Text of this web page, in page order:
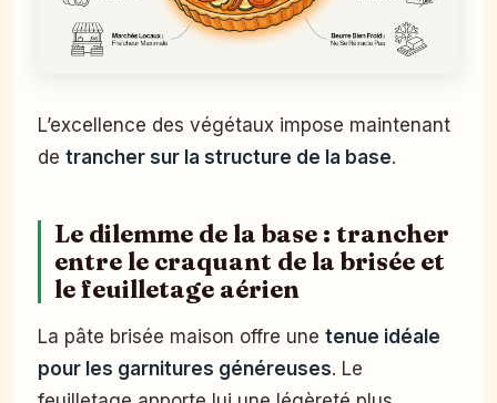
L’excellence des végétaux impose maintenant
de trancher sur la structure de la base.
Le dilemme de la base : trancher
entre le craquant de la brisée et
le feuilletage aérien
La pâte brisée maison offre une tenue idéale
pour les garnitures généreuses. Le